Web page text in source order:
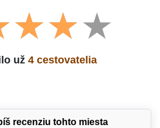
už 4 cestovatelia
recenziu tohto miesta